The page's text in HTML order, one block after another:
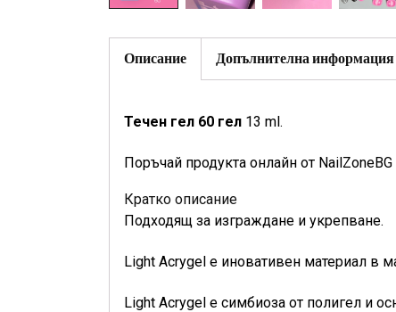
Описание Допълнителна информация
Течен гел 60 гел 13 ml.
Поръчай продукта онлайн от
Кратко описание
Подходящ за изграждане и укрепване.
Light Acrygel е иновативен материал в
Light Acrygel е симбиоза от полигел и